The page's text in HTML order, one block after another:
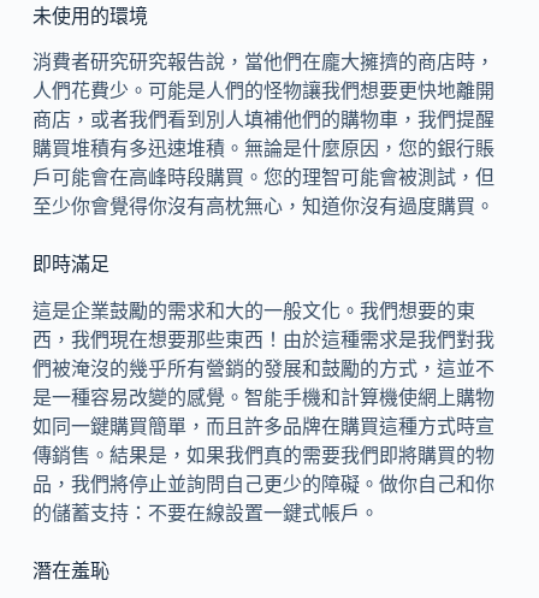
未使用的環境
消費者研究研究報告說，當他們在龐大擁擠的商店時，
人們花費少。可能是人們的怪物讓我們想要更快地離開
商店，或者我們看到別人填補他們的購物車，我們提醒
購買堆積有多迅速堆積。無論是什麼原因，您的銀行賬
戶可能會在高峰時段購買。您的理智可能會被測試，但
至少你會覺得你沒有高枕無心，知道你沒有過度購買。
即時滿足
這是企業鼓勵的需求和大的一般文化。我們想要的東
西，我們現在想要那些東西！由於這種需求是我們對我
們被淹沒的幾乎所有營銷的發展和鼓勵的方式，這並不
是一種容易改變的感覺。智能手機和計算機使網上購物
如同一鍵購買簡單，而且許多品牌在購買這種方式時宣
傳銷售。結果是，如果我們真的需要我們即將購買的物
品，我們將停止並詢問自己更少的障礙。做你自己和你
的儲蓄支持：不要在線設置一鍵式帳戶。
潛在羞恥